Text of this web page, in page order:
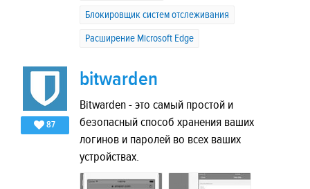
Блокировщик систем отслеживания
Расширение Microsoft Edge
87
bitwarden
Bitwarden - это самый простой и
безопасный способ хранения ваших
логинов и паролей во всех ваших
устройствах.